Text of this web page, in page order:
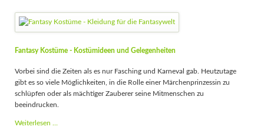
Fantasy Kostüme - Kostümideen und Gelegenheiten
Vorbei sind die Zeiten als es nur Fasching und Karneval gab. Heutzutage
gibt es so viele Möglichkeiten, in die Rolle einer Märchenprinzessin zu
schlüpfen oder als mächtiger Zauberer seine Mitmenschen zu
beeindrucken.
Weiterlesen …